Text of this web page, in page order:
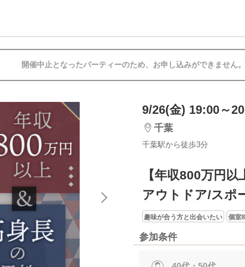
開催中止となったパーティーのため、お申し込みができません。
9/26(金) 19:00～
千葉
千葉駅から徒歩3分
【年収800万円
アウトドア/スポ
趣味が合う方と出会いたい 個室
参加条件